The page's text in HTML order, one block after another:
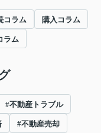
コラム 購入コラム
ラム
#不動産トラブル
#不動産売却